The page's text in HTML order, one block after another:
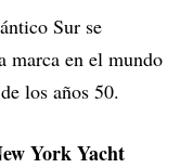
Sur se
marca en el mundo
los años 50.
York Yacht